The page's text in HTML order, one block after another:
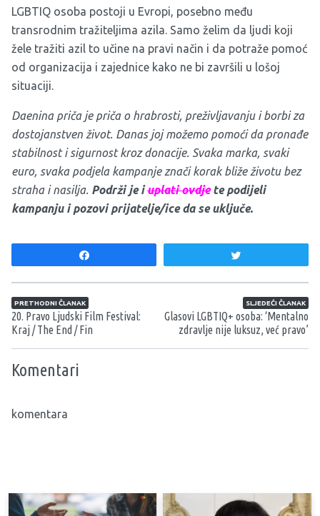
LGBTIQ osoba postoji u Evropi, posebno među
transrodnim tražiteljima azila. Samo želim da ljudi koji
žele tražiti azil to učine na pravi način i da potraže pomoć
od organizacija i zajednice kako ne bi završili u lošoj
situaciji.
Daenina priča je priča o hrabrosti, preživljavanju i borbi za
dostojanstven život. Danas joj možemo pomoći da pronađe
stabilnost i sigurnost kroz donacije. Svaka marka, svaki
euro, svaka podjela kampanje znači korak bliže životu bez
straha i nasilja. Podrži je iuplati ovdje te podijeli
kampanju i pozovi prijatelje/ice da se uključe.
Navigacija članaka
PRETHODNI ČLANAK
20. Pravo Ljudski Film Festival:
Kraj / The End / Fin
SLJEDEĆI ČLANAK
Glasovi LGBTIQ+ osoba: ‘Mentalno
zdravlje nije luksuz, već pravo’
Komentari
komentara